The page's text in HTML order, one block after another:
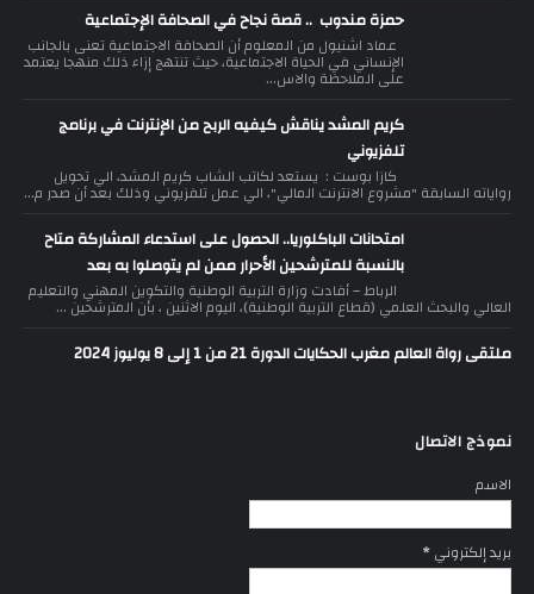
حمزة مندوب .. قصة نجاح في الصحافة الإجتماعية
عماد اشنيول من المعلوم أن الصحافة الاجتماعية تعنى بالجانب
الإنساني في الحياة الاجتماعية، حيث تنتهج إزاء ذلك منهجا يعتمد
على الملاحظة والاس...
كريم المشد يناقش كيفيه الربح من الإنترنت في برنامج
تلفزيوني
كازا بوست : يستعد لكاتب الشاب كريم المشد، الي تحويل
رواياته السابقة "مشروع الانترنت المالي"، الي عمل تلفزيوني وذلك بعد أن صدر م...
امتحانات الباكلوريا.. الحصول على استدعاء المشاركة متاح
بالنسبة للمترشحين الأحرار ممن لم يتوصلوا به بعد
الرباط – أفادت وزارة التربية الوطنية والتكوين المهني والتعليم
العالي والبحث العلمي (قطاع التربية الوطنية)، اليوم الاثنين ، بأن المترشحين ...
ملتقى رواة العالم مغرب الحكايات الدورة 21 من 1 إلى 8 يوليوز 2024
نموذج الاتصال
الاسم
بريد إلكتروني*